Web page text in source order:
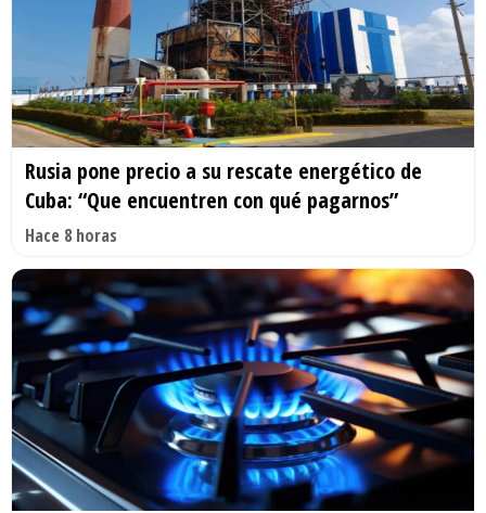
Rusia pone precio a su rescate energético de
Cuba: “Que encuentren con qué pagarnos”
Hace 8 horas